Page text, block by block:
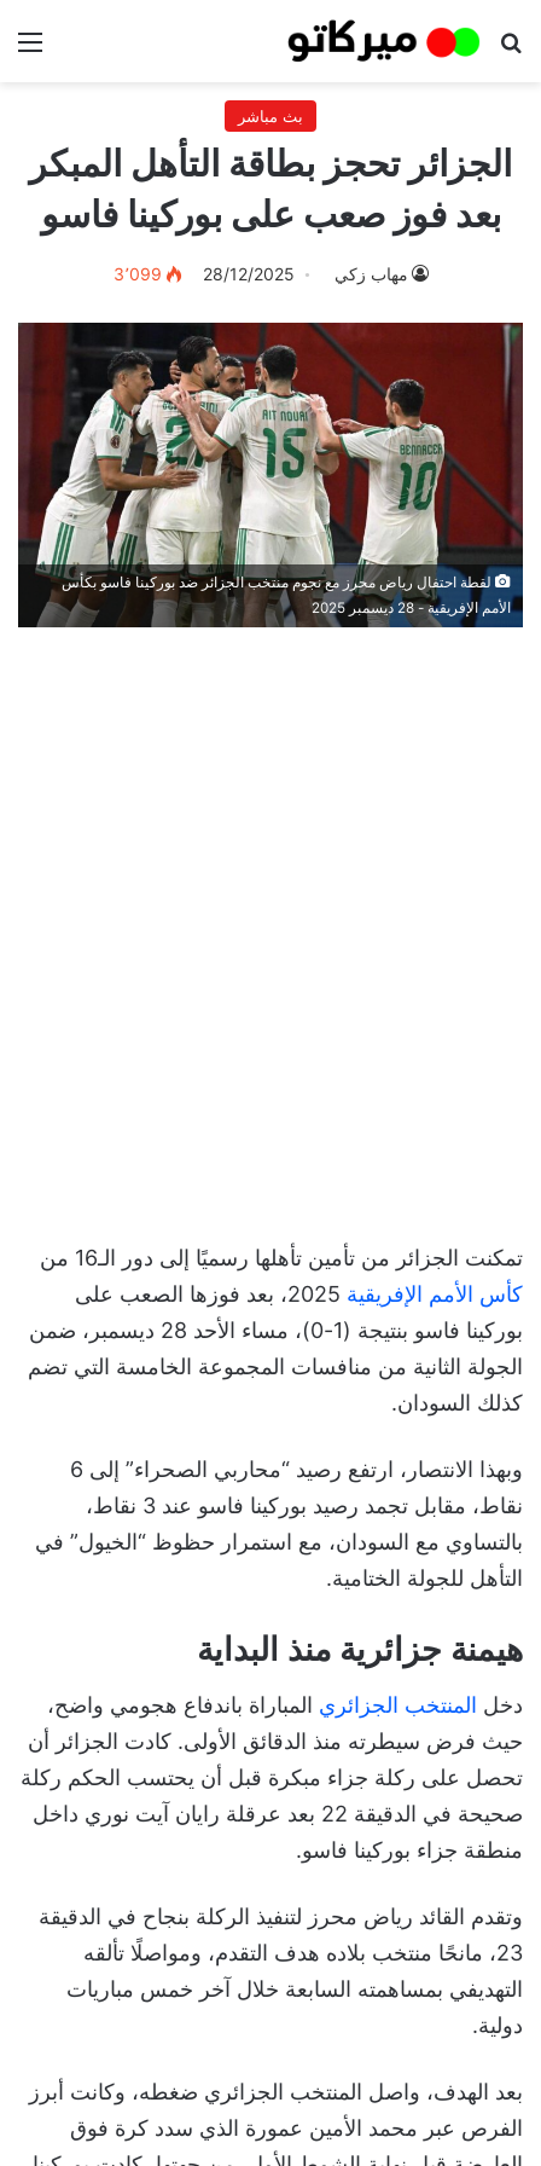
بحث عن
بث مباشر
الجزائر تحجز بطاقة التأهل المبكر
بعد فوز صعب على بوركينا فاسو
مهاب زكي 28/12/2025 3٬099
لقطة احتفال رياض محرز مع نجوم منتخب الجزائر ضد بوركينا فاسو بكأس
الأمم الإفريقية - 28 ديسمبر 2025
تمكنت الجزائر من تأمين تأهلها رسميًا إلى دور الـ16 من
كأس الأمم الإفريقية
2025، بعد فوزها الصعب على
بوركينا فاسو بنتيجة (1-0)، مساء الأحد 28 ديسمبر، ضمن
الجولة الثانية من منافسات المجموعة الخامسة التي تضم
كذلك السودان.
وبهذا الانتصار، ارتفع رصيد “محاربي الصحراء” إلى 6
نقاط، مقابل تجمد رصيد بوركينا فاسو عند 3 نقاط،
بالتساوي مع السودان، مع استمرار حظوظ “الخيول” في
التأهل للجولة الختامية.
هيمنة جزائرية منذ البداية
دخل المنتخب الجزائري المباراة باندفاع هجومي واضح،
حيث فرض سيطرته منذ الدقائق الأولى. كادت الجزائر أن
تحصل على ركلة جزاء مبكرة قبل أن يحتسب الحكم ركلة
صحيحة في الدقيقة 22 بعد عرقلة رايان آيت نوري داخل
منطقة جزاء بوركينا فاسو.
وتقدم القائد رياض محرز لتنفيذ الركلة بنجاح في الدقيقة
23، مانحًا منتخب بلاده هدف التقدم، ومواصلًا تألقه
التهديفي بمساهمته السابعة خلال آخر خمس مباريات
دولية.
بعد الهدف، واصل المنتخب الجزائري ضغطه، وكانت أبرز
الفرص عبر محمد الأمين عمورة الذي سدد كرة فوق